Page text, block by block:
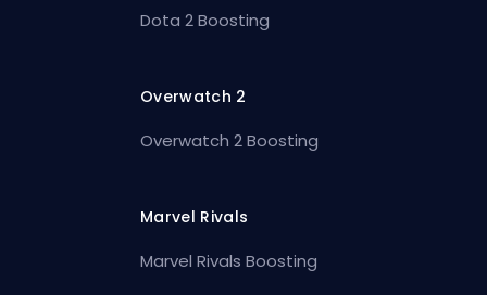
Dota 2 Boosting
Overwatch 2
Overwatch 2 Boosting
Marvel Rivals
Marvel Rivals Boosting